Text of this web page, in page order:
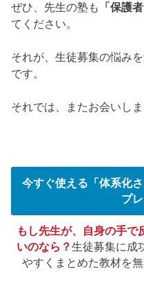
ぜひ、先生の塾も 「保護
てください。
それが、生徒募集の悩み
です。
それでは、またお会いしま
今すぐ使える「体系化
プ
もし先生が、自身の手で
いのなら？生徒募集に成
やすくまとめた教材を